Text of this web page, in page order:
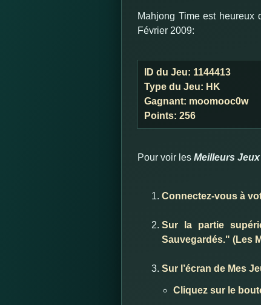
Mahjong Time est heureux
Février 2009:
ID du Jeu: 1144413
Type du Jeu: HK
Gagnant: moomooc0w
Points: 256
Pour voir les Meilleurs
Connectez-vous à
Sur la partie
Sauvegardés." (Les
Sur l’écran de Mes
Cliquez sur le